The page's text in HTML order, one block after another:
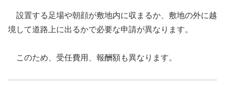
設置する足場や朝顔が敷地内に収まるか、敷地の外に越
境して道路上に出るかで必要な申請が異なります。
このため、受任費用、報酬額も異なります。